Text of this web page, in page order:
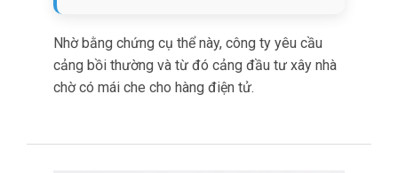
giám sát ngắn trong các giai đoạn quan trọng
cũng có thể che giấy sự kiện nhiệt độ gây hư
hại.